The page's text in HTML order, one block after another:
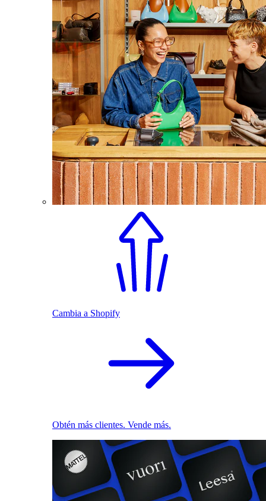
Cambia a Shopify
Obtén más clientes. Vende más.